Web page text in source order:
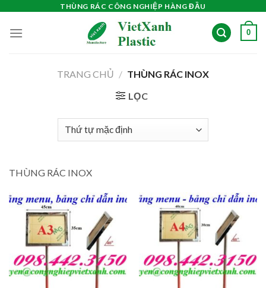
content
THÙNG RÁC CÔNG NGHIỆP HÀNG ĐẦU
0
TRANG CHỦ / THÙNG RÁC INOX
LỌC
THÙNG RÁC INOX